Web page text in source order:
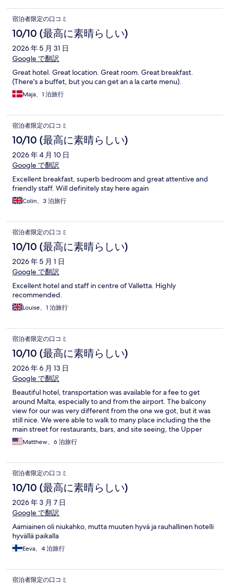
宿泊者限定の口コミ
10/10 (最高に素晴らしい)
2026 年 5 月 31 日
Google で翻訳
Great hotel. Great location. Great room. Great breakfast.
(There's a buffet, but you can get an a la carte menu).
Maja、1 泊旅行
宿泊者限定の口コミ
10/10 (最高に素晴らしい)
2026 年 4 月 10 日
Google で翻訳
Excellent breakfast, superb bedroom and great attentive and
friendly staff. Will definitely stay here again
Colin、3 泊旅行
宿泊者限定の口コミ
10/10 (最高に素晴らしい)
2026 年 5 月 1 日
Google で翻訳
Excellent hotel and staff in centre of Valletta. Highly
recommended.
Louise、1 泊旅行
宿泊者限定の口コミ
10/10 (最高に素晴らしい)
2026 年 6 月 13 日
Google で翻訳
Beautiful hotel, transportation was available for a fee to get
around Malta, especially to and from the airport. The balcony
view for our was very different from the one we got, but it was
still nice. We were able to walk to many place including the the
main street for restaurants, bars, and site seeing, the Upper
Barrakka gardens, Triton fountain.
Matthew、6 泊旅行
宿泊者限定の口コミ
10/10 (最高に素晴らしい)
2026 年 3 月 7 日
Google で翻訳
Aamiainen oli niukahko, mutta muuten hyvä ja rauhallinen hotelli
hyvällä paikalla
Eeva、4 泊旅行
宿泊者限定の口コミ